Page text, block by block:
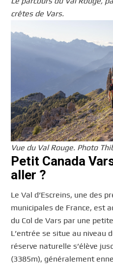
crêtes de Vars.
Vue du Val Rouge. Photo
Petit Canada
aller ?
Le Val d’Escreins, une des
municipales de France, est
du Col de Vars par une
L’entrée se situe au niveau
réserve naturelle s’élève
(3385m), généralement